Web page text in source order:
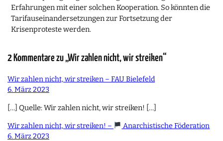
Erfahrungen mit einer solchen Kooperation. So könnten die
Tarifauseinandersetzungen zur Fortsetzung der
Krisenproteste werden.
2 Kommentare zu „Wir zahlen nicht, wir streiken“
Wir zahlen nicht, wir streiken – FAU Bielefeld
6. März 2023
[…] Quelle: Wir zahlen nicht, wir streiken! […]
Wir zahlen nicht, wir streiken! –
Anarchistische Föderation
6. März 2023